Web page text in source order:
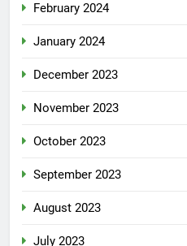
February 2024
January 2024
December 2023
November 2023
October 2023
September 2023
August 2023
July 2023